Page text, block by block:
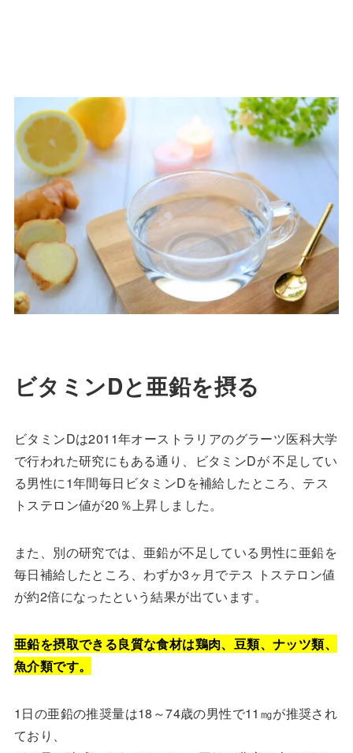
ビタミンDと亜鉛を摂る
ビタミンDは2011年オーストラリアのグラーツ医科大学
で行われた研究にもある通り、ビタミンDが 不足してい
る男性に1年間毎日ビタミンDを補給したところ、テス
トステロン値が20％上昇しました。
また、別の研究では、亜鉛が不足している男性に亜鉛を
毎日補給したところ、わずか3ヶ月でテス トステロン値
が約2倍になったという結果が出ています。
亜鉛を摂取できる良質な食材は鶏肉、豆類、ナッツ類、
魚介類です。
1日の亜鉛の推奨量は18～74歳の男性で11㎎が推奨され
ており、